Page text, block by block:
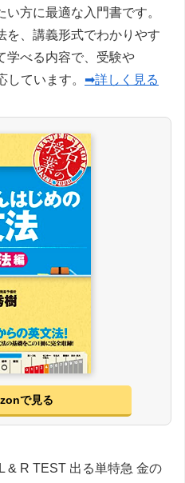
方に最適な入門書です。
を、講義形式でわかりやす
学べる内容で、受験や
ています。 ➡詳しく見る
で見る
& R TEST 出る単特急 金の